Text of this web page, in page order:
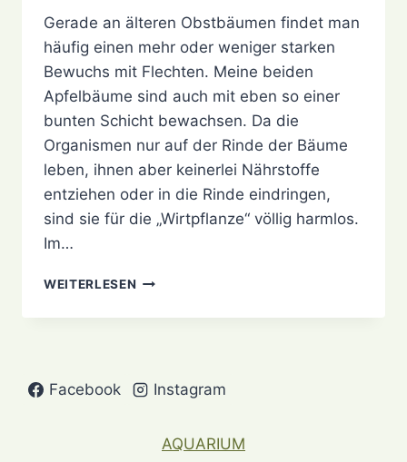
Gerade an älteren Obstbäumen findet man
häufig einen mehr oder weniger starken
Bewuchs mit Flechten. Meine beiden
Apfelbäume sind auch mit eben so einer
bunten Schicht bewachsen. Da die
Organismen nur auf der Rinde der Bäume
leben, ihnen aber keinerlei Nährstoffe
entziehen oder in die Rinde eindringen,
sind sie für die „Wirtpflanze“ völlig harmlos.
Im…
WEITERLESEN FLECHTENLANDSCHAFT
Facebook Instagram
AQUARIUM